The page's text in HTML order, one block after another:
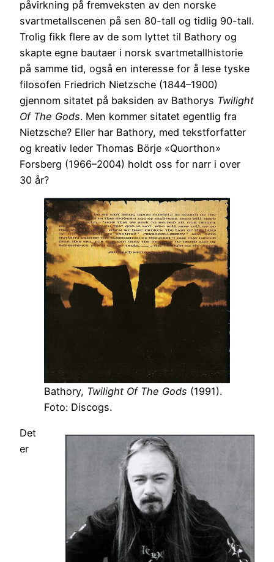
påvirkning på fremveksten av den norske
svartmetallscenen på sen 80-tall og tidlig 90-tall.
Trolig fikk flere av de som lyttet til Bathory og
skapte egne bautaer i norsk svartmetallhistorie
på samme tid, også en interesse for å lese tyske
filosofen Friedrich Nietzsche (1844–1900)
gjennom sitatet på baksiden av Bathorys Twilight
Of The Gods. Men kommer sitatet egentlig fra
Nietzsche? Eller har Bathory, med tekstforfatter
og kreativ leder Thomas Börje «Quorthon»
Forsberg (1966–2004) holdt oss for narr i over
30 år?
Bathory, Twilight Of The Gods (1991).
Foto: Discogs.
Det
er